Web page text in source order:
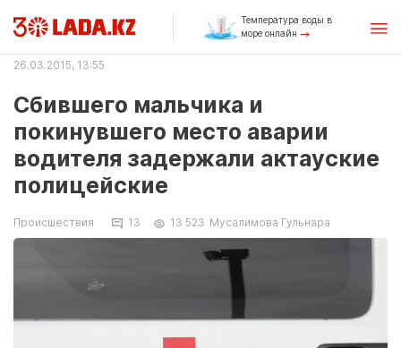
Температура воды в
море онлайн
26.03.2015, 13:55
Сбившего мальчика и
покинувшего место аварии
водителя задержали актауские
полицейские
Происшествия 13 13 523 Мусалимова Гульнара